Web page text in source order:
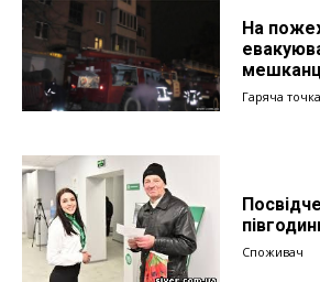
На
Гаряча точка
Споживач